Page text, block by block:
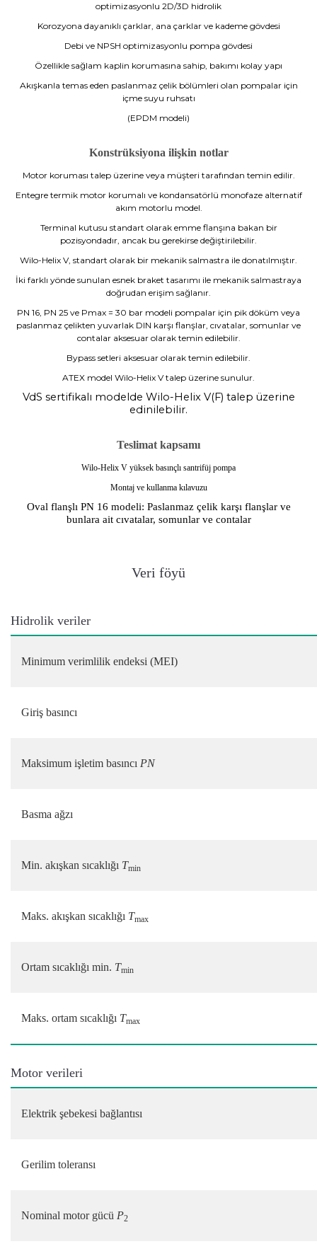
optimizasyonlu 2D/3D hidrolik
Korozyona dayanıklı çarklar, ana çarklar ve kademe gövdesi
Debi ve NPSH optimizasyonlu pompa gövdesi
Özellikle sağlam kaplin korumasına sahip, bakımı kolay yapı
Akışkanla temas eden paslanmaz çelik bölümleri olan pompalar için
içme suyu ruhsatı
(EPDM modeli)
Konstrüksiyona ilişkin notlar
Motor koruması talep üzerine veya müşteri tarafından temin edilir.
Entegre termik motor korumalı ve kondansatörlü monofaze alternatif
akım motorlu model.
Terminal kutusu standart olarak emme flanşına bakan bir
pozisyondadır, ancak bu gerekirse değiştirilebilir.
Wilo-Helix V, standart olarak bir mekanik salmastra ile donatılmıştır.
İki farklı yönde sunulan esnek braket tasarımı ile mekanik salmastraya
doğrudan erişim sağlanır.
PN 16, PN 25 ve Pmax = 30 bar modeli pompalar için pik döküm veya
paslanmaz çelikten yuvarlak DIN karşı flanşlar, cıvatalar, somunlar ve
contalar aksesuar olarak temin edilebilir.
Bypass setleri aksesuar olarak temin edilebilir.
ATEX model Wilo-Helix V talep üzerine sunulur.
VdS sertifikalı modelde Wilo-Helix V(F) talep üzerine
edinilebilir.
Teslimat kapsamı
Wilo-Helix V yüksek basınçlı santrifüj pompa
Montaj ve kullanma kılavuzu
Oval flanşlı PN 16 modeli: Paslanmaz çelik karşı flanşlar ve
bunlara ait cıvatalar, somunlar ve contalar
Veri föyü
Hidrolik veriler
Minimum verimlilik endeksi (MEI)
Giriş basıncı
Maksimum işletim basıncı PN
Basma ağzı
Min. akışkan sıcaklığı Tmin
Maks. akışkan sıcaklığı Tmax
Ortam sıcaklığı min. Tmin
Maks. ortam sıcaklığı Tmax
Motor verileri
Elektrik şebekesi bağlantısı
Gerilim toleransı
Nominal motor gücü P2